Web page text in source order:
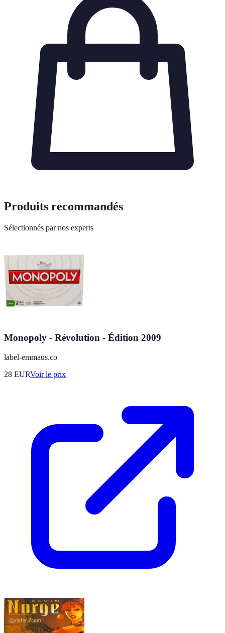
Produits recommandés
Sélectionnés par nos experts
Monopoly - Révolution - Édition 2009
label-emmaus.co
28 EURVoir le prix